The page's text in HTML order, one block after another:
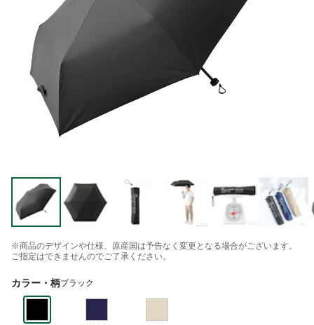
※商品のデザインや仕様、原産国は予告なく変更となる場合がございます。
ご指定はできませんのでご了承ください。
カラー・柄ブラック